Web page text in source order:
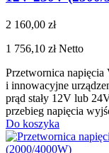
2 160,00 zł
1 756,10 złNetto
Przetwornica
i innowacyjne
prąd stały 12V lub
przebieg napięcia
Do koszyka